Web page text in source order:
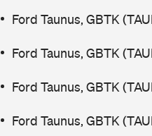
Ford Taunus, GBTK
Ford Taunus, GBTK
Ford Taunus, GBTK
Ford Taunus, GBTK